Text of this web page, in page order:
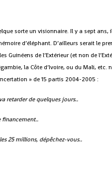
sorte un visionnaire. Il y a sept
d’éléphant. D’ailleurs serait le
Guinéens de l’Extérieur (et non de
la Côte d’Ivoire, ou du Mali, etc.
» de 15 partis 2004-2005 :
retarder de quelques jours..
financement..
25 millions, dépêchez-vous..